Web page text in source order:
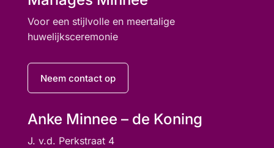
Voor een stijlvolle en meertalige
huwelijksceremonie
Neem contact op
Anke Minnee – de Koning
J. v.d. Perkstraat 4